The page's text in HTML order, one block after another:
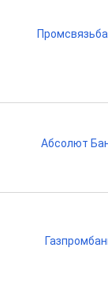
Абсолют